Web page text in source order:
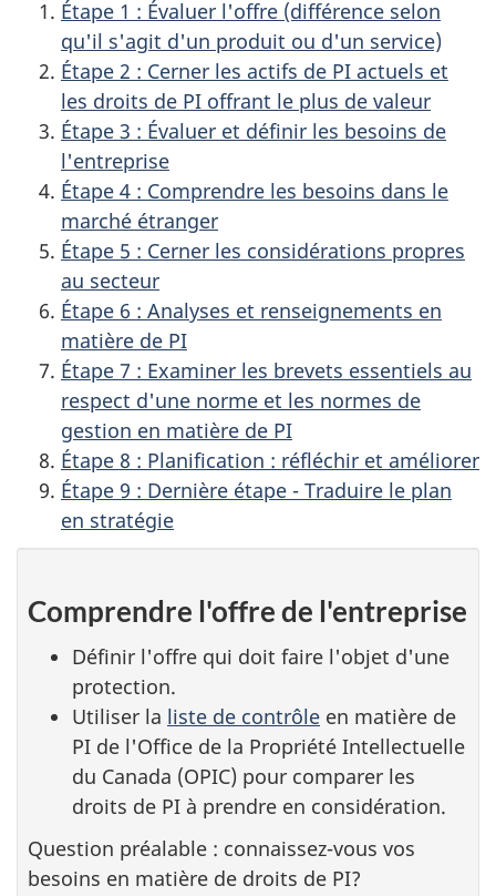
Étape 1 : Évaluer l'offre (différence selon
qu'il s'agit d'un produit ou d'un service)
Étape 2 : Cerner les actifs de PI actuels et
les droits de PI offrant le plus de valeur
Étape 3 : Évaluer et définir les besoins de
l'entreprise
Étape 4 : Comprendre les besoins dans le
marché étranger
Étape 5 : Cerner les considérations propres
au secteur
Étape 6 : Analyses et renseignements en
matière de PI
Étape 7 : Examiner les brevets essentiels au
respect d'une norme et les normes de
gestion en matière de PI
Étape 8 : Planification : réfléchir et améliorer
Étape 9 : Dernière étape - Traduire le plan
en stratégie
Comprendre l'offre de l'entreprise
Définir l'offre qui doit faire l'objet d'une
protection.
Utiliser la liste de contrôle en matière de
PI de l'Office de la Propriété Intellectuelle
du Canada (OPIC) pour comparer les
droits de PI à prendre en considération.
Question préalable : connaissez-vous vos
besoins en matière de droits de PI?